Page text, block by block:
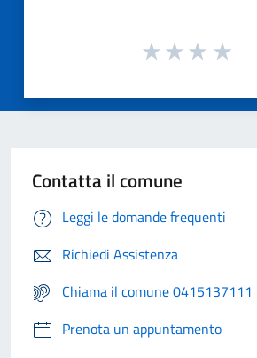
Contatta il comune
Leggi le domande frequenti
Richiedi Assistenza
Chiama il comune 0415137111
Prenota un appuntamento